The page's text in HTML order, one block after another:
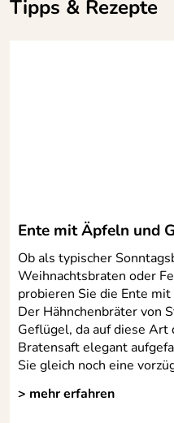
Tipps & Rezepte
Ente mit Äpfeln und
Ob als typischer
Weihnachtsbraten oder
probieren Sie die Ente
Der Hähnchenbräter von
Geflügel, da auf diese
Bratensaft elegant
Sie gleich noch eine
> mehr erfahren